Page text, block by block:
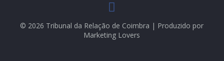
© 2026 Tribunal da Relação de Coimbra | Produzido por
Marketing Lovers